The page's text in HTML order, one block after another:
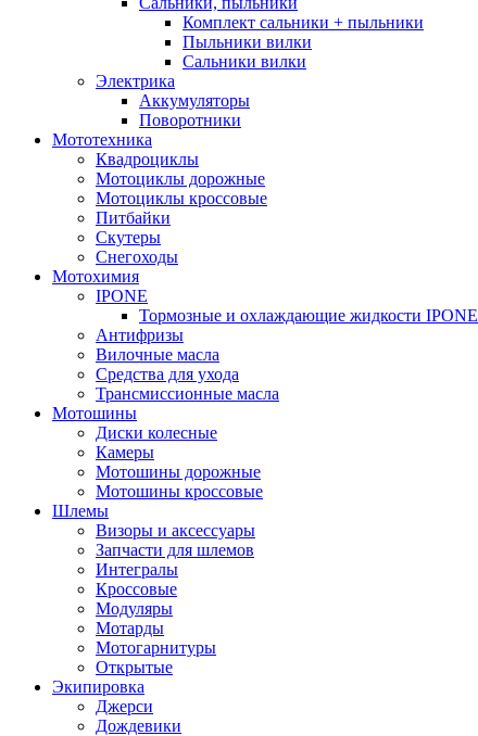
Комплект сальники + пыльники
Пыльники вилки
Сальники вилки
Электрика
Аккумуляторы
Поворотники
Мототехника
Квадроциклы
Мотоциклы дорожные
Мотоциклы кроссовые
Питбайки
Скутеры
Снегоходы
Мотохимия
IPONE
Тормозные и охлаждающие жидкости IPONE
Антифризы
Вилочные масла
Средства для ухода
Трансмиссионные масла
Мотошины
Диски колесные
Камеры
Мотошины дорожные
Мотошины кроссовые
Шлемы
Визоры и аксессуары
Запчасти для шлемов
Интегралы
Кроссовые
Модуляры
Мотарды
Мотогарнитуры
Открытые
Экипировка
Джерси
Дождевики